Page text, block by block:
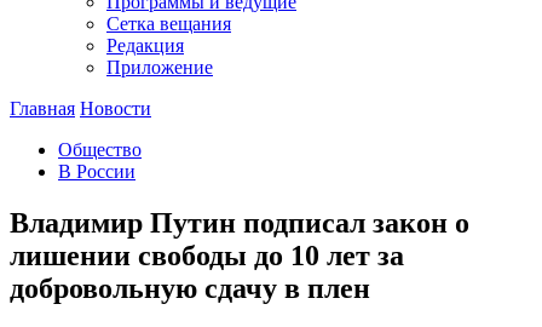
Сетка вещания
Редакция
Приложение
Главная Новости
Общество
В России
Владимир Путин подписал закон о
лишении свободы до 10 лет за
добровольную сдачу в плен